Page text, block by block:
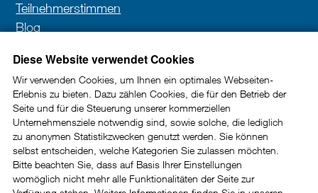
Diese Website verwendet Cookies
Wir verwenden Cookies, um Ihnen ein optimales Webseiten-
Erlebnis zu bieten. Dazu zählen Cookies, die für den Betrieb der
Seite und für die Steuerung unserer kommerziellen
Unternehmensziele notwendig sind, sowie solche, die lediglich
zu anonymen Statistikzwecken genutzt werden. Sie können
selbst entscheiden, welche Kategorien Sie zulassen möchten.
Bitte beachten Sie, dass auf Basis Ihrer Einstellungen
womöglich nicht mehr alle Funktionalitäten der Seite zur
Teilnehmerstimmen
Blog
Newsletter
In unserem Newsletter erhalten Sie wertvolle Impulse
und Tipps rund um die Kundenkommunikation im
B2B-Bereich.